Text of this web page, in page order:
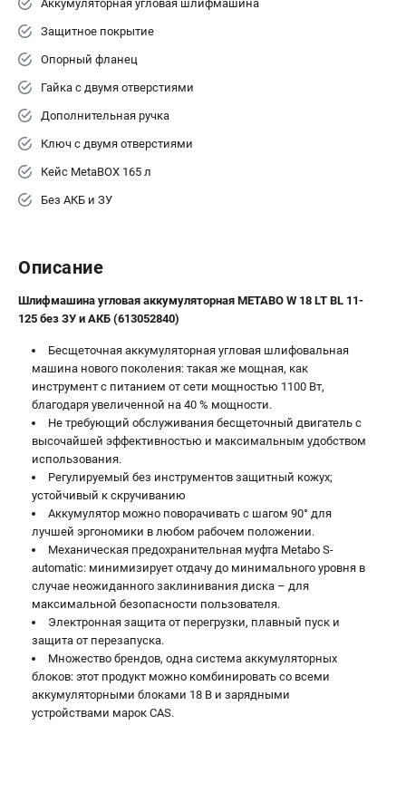
+7 (911) 360-06-14 | +7 (8112) 59-10-67
zakaz@metabo-market.ru
Аккумуляторная угловая шлифмашина
Защитное покрытие
Опорный фланец
Гайка с двумя отверстиями
Дополнительная ручка
Ключ с двумя отверстиями
Кейс МetaBOX 165 л
Без АКБ и ЗУ
Описание
Шлифмашина угловая аккумуляторная METABO W 18 LT BL 11-
125 без ЗУ и АКБ (613052840)
Бесщеточная аккумуляторная угловая шлифовальная
машина нового поколения: такая же мощная, как
инструмент с питанием от сети мощностью 1100 Вт,
благодаря увеличенной на 40 % мощности.
Не требующий обслуживания бесщеточный двигатель с
высочайшей эффективностью и максимальным удобством
использования.
Регулируемый без инструментов защитный кожух;
устойчивый к скручиванию
Аккумулятор можно поворачивать с шагом 90° для
лучшей эргономики в любом рабочем положении.
Механическая предохранительная муфта Metabo S-
automatic: минимизирует отдачу до минимального уровня в
случае неожиданного заклинивания диска – для
максимальной безопасности пользователя.
Электронная защита от перегрузки, плавный пуск и
защита от перезапуска.
Множество брендов, одна система аккумуляторных
блоков: этот продукт можно комбинировать со всеми
аккумуляторными блоками 18 В и зарядными
устройствами марок CAS.